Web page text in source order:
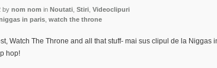
by nom nom in Noutati Stiri Videoclipuri
in paris watch the throne
Watch The Throne and all that stuff- mai sus clipul de la Niggas
hop!